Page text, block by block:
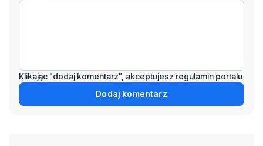
Klikając "dodaj komentarz", akceptujesz regulamin portalu
Dodaj komentarz